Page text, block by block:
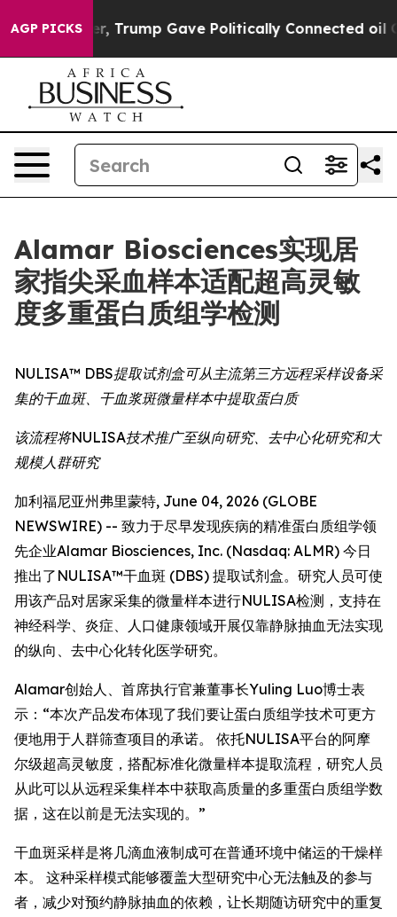
AGP PICKS
Higher, Trump Gave Politically Connected oil
Alamar Biosciences实现居
家指尖采血样本适配超高灵敏
度多重蛋白质组学检测
NULISA™ DBS提取试剂盒可从主流第三方远程采样设备采
集的干血斑、干血浆斑微量样本中提取蛋白质
该流程将NULISA技术推广至纵向研究、去中心化研究和大
规模人群研究
加利福尼亚州弗里蒙特, June 04, 2026 (GLOBE
NEWSWIRE) -- 致力于尽早发现疾病的精准蛋白质组学领
先企业Alamar Biosciences, Inc. (Nasdaq: ALMR) 今日
推出了NULISA™干血斑 (DBS) 提取试剂盒。研究人员可使
用该产品对居家采集的微量样本进行NULISA检测，支持在
神经科学、炎症、人口健康领域开展仅靠静脉抽血无法实现
的纵向、去中心化转化医学研究。
Alamar创始人、首席执行官兼董事长Yuling Luo博士表
示：“本次产品发布体现了我们要让蛋白质组学技术可更方
便地用于人群筛查项目的承诺。 依托NULISA平台的阿摩
尔级超高灵敏度，搭配标准化微量样本提取流程，研究人员
从此可以从远程采集样本中获取高质量的多重蛋白质组学数
据，这在以前是无法实现的。”
干血斑采样是将几滴血液制成可在普通环境中储运的干燥样
本。 这种采样模式能够覆盖大型研究中心无法触及的参与
者，减少对预约静脉抽血的依赖，让长期随访研究中的重复